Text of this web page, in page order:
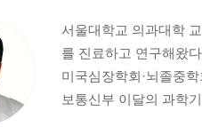
서울대학교 의과대학
를 진료하고 연구해왔
미국심장학회·뇌졸중
보통신부 이달의 과학